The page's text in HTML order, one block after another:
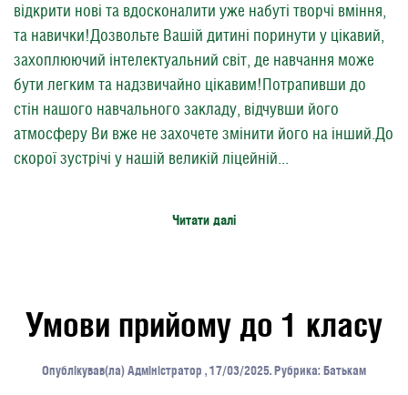
відкрити нові та вдосконалити уже набуті творчі вміння,
та навички!Дозвольте Вашій дитині поринути у цікавий,
захоплюючий інтелектуальний світ, де навчання може
бути легким та надзвичайно цікавим!Потрапивши до
стін нашого навчального закладу, відчувши його
атмосферу Ви вже не захочете змінити його на інший.До
скорої зустрічі у нашій великій ліцейній...
Читати далі
Умови прийому до 1 класу
Опублікував(ла)Адміністратор ,17/03/2025. Рубрика:Батькам